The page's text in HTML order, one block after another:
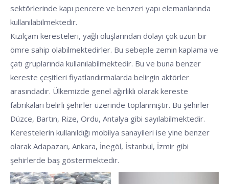
sektörlerinde kapı pencere ve benzeri yapı elemanlarında
kullanılabilmektedir.
Kızılçam keresteleri, yağlı oluşlarından dolayı çok uzun bir
ömre sahip olabilmektedirler. Bu sebeple zemin kaplama ve
çatı gruplarında kullanılabilmektedir. Bu ve buna benzer
kereste çeşitleri fiyatlandırmalarda belirgin aktörler
arasındadır. Ülkemizde genel ağırlıklı olarak kereste
fabrikaları belirli şehirler üzerinde toplanmıştır. Bu şehirler
Düzce, Bartın, Rize, Ordu, Antalya gibi sayılabilmektedir.
Kerestelerin kullanıldığı mobilya sanayileri ise yine benzer
olarak Adapazarı, Ankara, İnegöl, İstanbul, İzmir gibi
şehirlerde baş göstermektedir.